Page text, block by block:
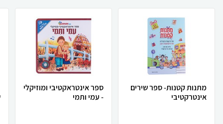
מתנות קטנות- ספר שירים
אינטרקטיבי
ספר אינטראקטיבי ומוזיקלי
- עמי ותמי